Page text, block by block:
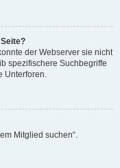
der Webserver sie nicht
spezifischere Suchbegriffe
Unterforen.
Mitglied suchen“.